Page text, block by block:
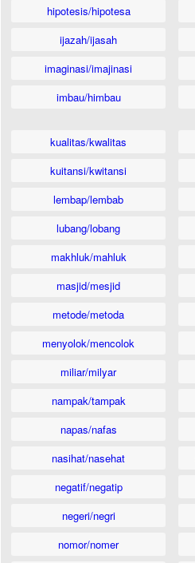
hipotesis/hipotesa
ijazah/ijasah
imaginasi/imajinasi
imbau/himbau
kualitas/kwalitas
kuitansi/kwitansi
lembap/lembab
lubang/lobang
makhluk/mahluk
masjid/mesjid
metode/metoda
menyolok/mencolok
miliar/milyar
nampak/tampak
napas/nafas
nasihat/nasehat
negatif/negatip
negeri/negri
nomor/nomer